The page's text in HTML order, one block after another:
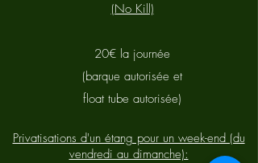
(No Kill)
20€ la journée
(barque autorisée et
float tube autorisée)
Privatisations d'un étang pour un week-end (du
vendredi au dimanche):